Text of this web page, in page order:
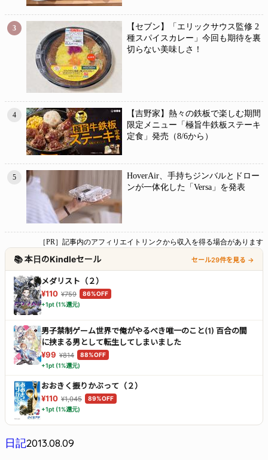
3
【セブン】「エリックサウス監修 2
種スパイスカレー」今回も期待を裏
切らない美味しさ！
4
【吉野家】熱々の鉄板で楽しむ期間
限定メニュー「極旨牛鉄板ステーキ
定食」発売（8/6から）
5
HoverAir、手持ちジンバルとドロー
ンが一体化した「Versa」を発表
［PR］記事内のアフィリエイトリンクから収入を得る場合があります
📚 本日のKindleセール セール29件を見る →
メダリスト（２）
¥110 ¥759
86%OFF
+1pt (1%還元)
男子禁制ゲーム世界で俺がやるべき唯一のこと(1) 百合の間
に挟まる男として転生してしまいました
¥99 ¥814
88%OFF
+1pt (1%還元)
おおきく振りかぶって（２）
¥110 ¥1,045
89%OFF
+1pt (1%還元)
日記2013.08.09